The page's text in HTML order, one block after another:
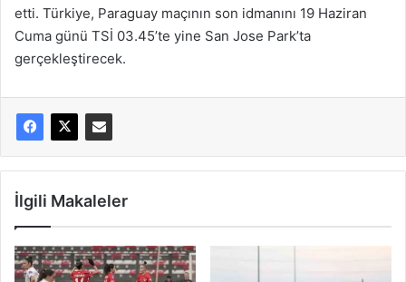
etti. Türkiye, Paraguay maçının son idmanını 19 Haziran
Cuma günü TSİ 03.45’te yine San Jose Park’ta
gerçekleştirecek.
İlgili Makaleler